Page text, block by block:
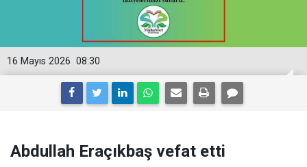
08:30
16 Mayıs 2026
Abdullah Eraçıkbaş vefat etti